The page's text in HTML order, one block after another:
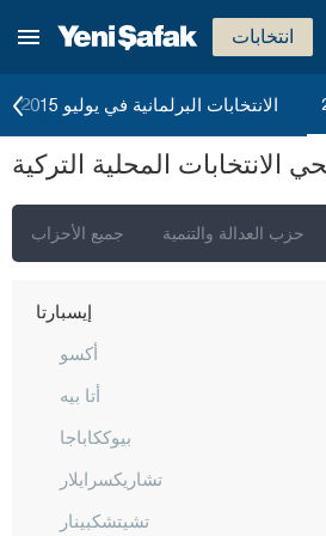
انتخابات
الانتخابات البرلمانية في يوليو 2015
الانتخابات المحلية التركية
جميع الأحزاب حزب العدالة والتنمية
غازي عنتاب
غيراسون
كوموش خانة
هاكّاري
إيغدير
إيسبارتا
أكسو
أتا بيه
بيوككاباجا
تشاريكسرايلار
تشيتشكبينار